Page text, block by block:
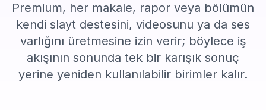
Premium, her makale, rapor veya bölümün
kendi slayt destesini, videosunu ya da ses
varlığını üretmesine izin verir; böylece iş
akışının sonunda tek bir karışık sonuç
yerine yeniden kullanılabilir birimler kalır.